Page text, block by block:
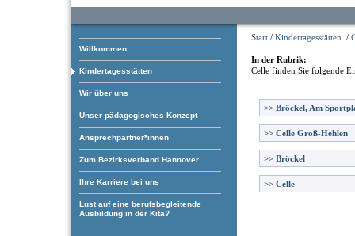
Willkommen
Kindertagesstätten
Wir über uns
Unser pädagogisches Konzept
Ansprechpartner*innen
Zum Bezirksverband Hannover
Ihre Karriere bei uns
Lust auf eine berufsbegleitende
Ausbildung in der Kita?
Start / Kindertagesstätten /
In der Rubrik:
Celle finden Sie folgende
>> Bröckel, Am
>> Celle Groß-Hehlen
>> Bröckel
>> Celle